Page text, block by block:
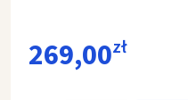
269,00zł